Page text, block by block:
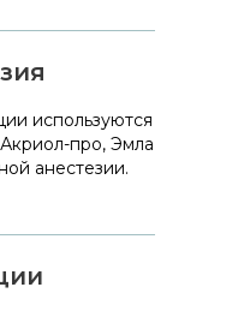
используются
про, Эмла
анестезии.